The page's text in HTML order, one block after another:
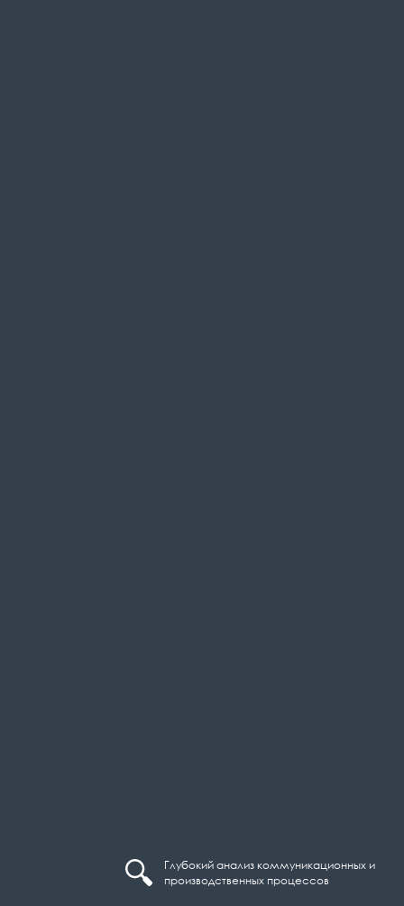
Глубокий анализ коммуникационных и
производственных процессов